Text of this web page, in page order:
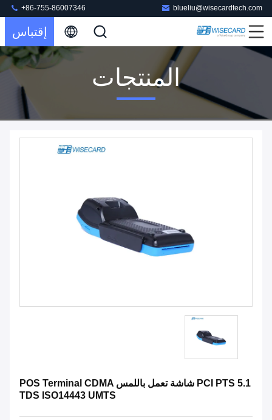
blueliu@wisecardtech.com
+86-755-86007346
إقتباس
المنتجات
PCI PTS 5.1 شاشة تعمل باللمس POS Terminal CDMA
TDS ISO14443 UMTS